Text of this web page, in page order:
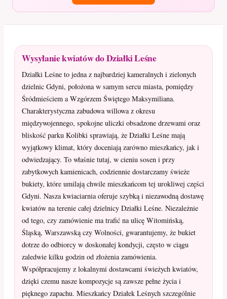
Wysyłanie kwiatów do Działki Leśne
Działki Leśne to jedna z najbardziej kameralnych i zielonych
dzielnic Gdyni, położona w samym sercu miasta, pomiędzy
Śródmieściem a Wzgórzem Świętego Maksymiliana.
Charakterystyczna zabudowa willowa z okresu
międzywojennego, spokojne uliczki obsadzone drzewami oraz
bliskość parku Kolibki sprawiają, że Działki Leśne mają
wyjątkowy klimat, który doceniają zarówno mieszkańcy, jak i
odwiedzający. To właśnie tutaj, w cieniu sosen i przy
zabytkowych kamienicach, codziennie dostarczamy świeże
bukiety, które umilają chwile mieszkańcom tej urokliwej części
Gdyni. Nasza kwiaciarnia oferuje szybką i niezawodną dostawę
kwiatów na terenie całej dzielnicy Działki Leśne. Niezależnie
od tego, czy zamówienie ma trafić na ulicę Witomińską,
Śląską, Warszawską czy Wolności, gwarantujemy, że bukiet
dotrze do odbiorcy w doskonałej kondycji, często w ciągu
zaledwie kilku godzin od złożenia zamówienia.
Współpracujemy z lokalnymi dostawcami świeżych kwiatów,
dzięki czemu nasze kompozycje są zawsze pełne życia i
pięknego zapachu. Mieszkańcy Działek Leśnych szczególnie